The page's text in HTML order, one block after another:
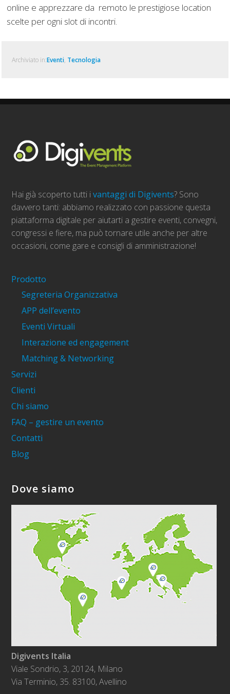
online e apprezzare da remoto le prestigiose location
scelte per ogni slot di incontri.
Archiviato in:Eventi, Tecnologia
Hai già scoperto tutti ivantaggi di Digivents? Sono
davvero tanti: abbiamo realizzato con passione questa
piattaforma digitale per aiutarti a gestire eventi, convegni,
congressi e fiere, ma può tornare utile anche per altre
occasioni, come gare e consigli di amministrazione!
Prodotto
Segreteria Organizzativa
APP dell’evento
Eventi Virtuali
Interazione ed engagement
Matching & Networking
Servizi
Clienti
Chi siamo
FAQ – gestire un evento
Contatti
Blog
Dove siamo
Digivents Italia
Viale Sondrio, 3, 20124, Milano
Via Terminio, 35. 83100, Avellino